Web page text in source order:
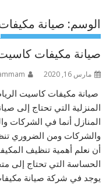
الوسم: صيانة
صيانة مكيفات كاسيت
مارس 16, 2020
صيانة مكيفات كاسيت
المنزلية التي تحتاج إلى
المنازل أنما في الشركات
والشركات ومن الضروري
أن نعلم أهمية تنظيف
الحساسة التي تحتاج إلى
يوجد في شركة صيانة